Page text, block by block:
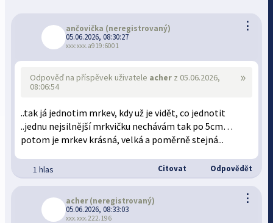
⋮
ančovička (neregistrovaný)
05.06.2026, 08:30:27
xxx:xxx.a919:6001
»
Odpověď na příspěvek uživatele acher z 05.06.2026,
08:06:54
..tak já jednotim mrkev, kdy už je vidět, co jednotit
..jednu nejsilnější mrkvičku nechávám tak po 5cm…
potom je mrkev krásná, velká a poměrně stejná...
1 hlas Citovat Odpovědět
⋮
acher(neregistrovaný)
05.06.2026, 08:33:03
xxx.xxx.222.196